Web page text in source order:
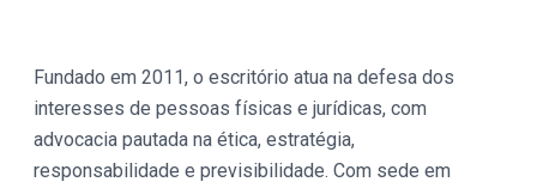
Fundado em 2011, o escritório atua na defesa dos
interesses de pessoas físicas e jurídicas, com
advocacia pautada na ética, estratégia,
responsabilidade e previsibilidade. Com sede em